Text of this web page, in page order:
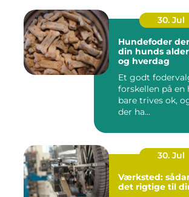
30. Jul
Hundefoder
din hunds
og hverdag
Et godt
forskellen på en
bare trives ok,
der ha...
30. Jul
Værksted:
det rigtige til